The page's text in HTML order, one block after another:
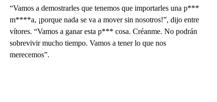
“Vamos a demostrarles que tenemos que importarles una p***
m****a, ¡porque nada se va a mover sin nosotros!”, dijo entre
vítores. “Vamos a ganar esta p*** cosa. Créanme. No podrán
sobrevivir mucho tiempo. Vamos a tener lo que nos
merecemos”.